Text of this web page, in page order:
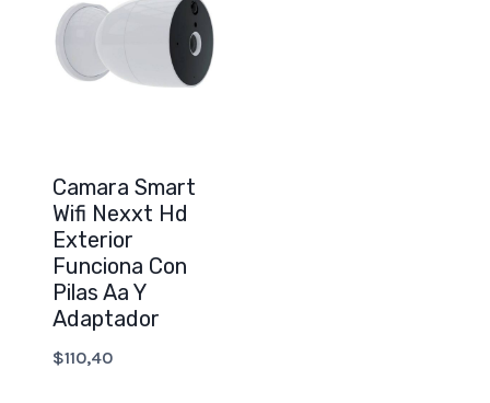
Camara Smart
Wifi Nexxt Hd
Exterior
Funciona Con
Pilas Aa Y
Adaptador
$110,40